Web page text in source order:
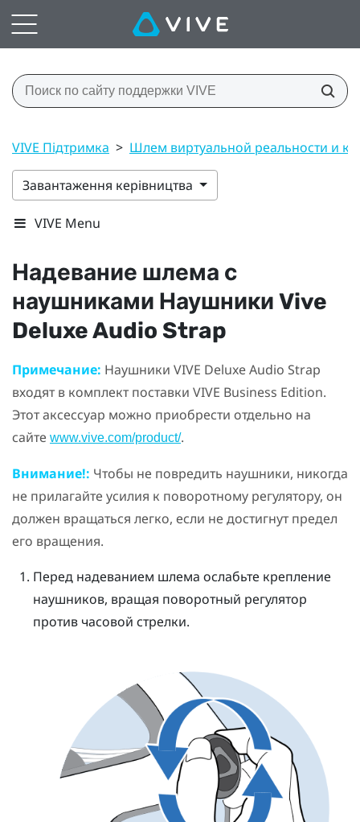
VIVE Підтримка > Шлем виртуальной реальности и
Завантаження керівництва
VIVE Menu
Надевание шлема с
наушниками Наушники Vive
Deluxe Audio Strap
Примечание: Наушники VIVE Deluxe Audio Strap
входят в комплект поставки VIVE Business Edition.
Этот аксессуар можно приобрести отдельно на
сайте www.vive.com/product/.
Внимание!: Чтобы не повредить наушники, никогда
не прилагайте усилия к поворотному регулятору, он
должен вращаться легко, если не достигнут предел
его вращения.
Перед надеванием шлема ослабьте крепление
наушников, вращая поворотный регулятор
против часовой стрелки.